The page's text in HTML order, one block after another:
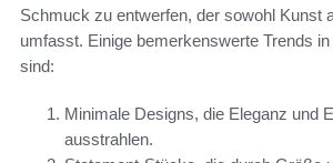
Schmuck zu entwerfen, der sowohl Kunst
umfasst. Einige bemerkenswerte Trends
sind:
Minimale Designs, die Eleganz und
ausstrahlen.